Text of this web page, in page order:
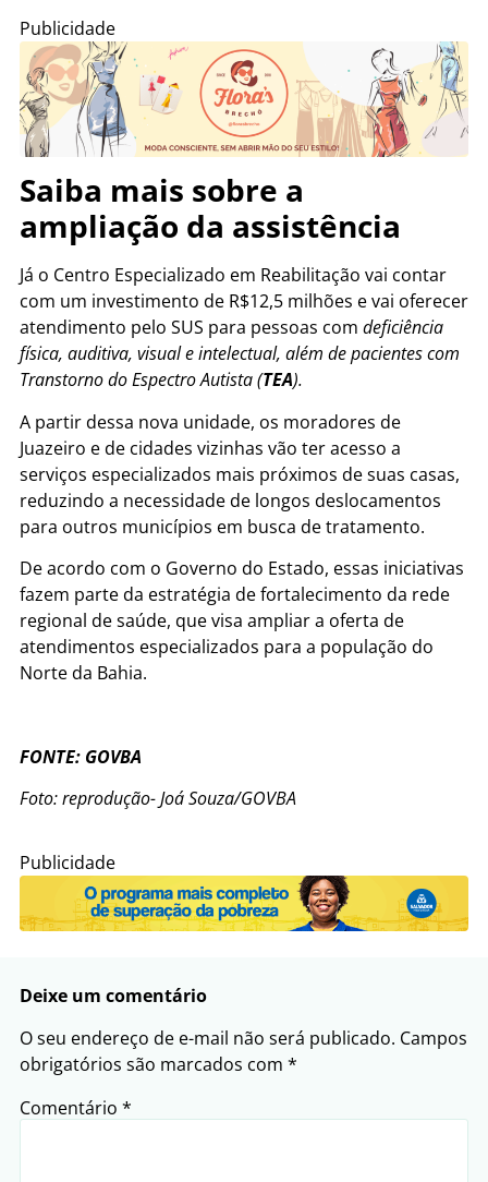
Publicidade
Saiba mais sobre a
ampliação da assistência
Já o Centro Especializado em Reabilitação vai contar
com um investimento de R$12,5 milhões e vai oferecer
atendimento pelo SUS para pessoas com deficiência
física, auditiva, visual e intelectual, além de pacientes com
Transtorno do Espectro Autista (TEA).
A partir dessa nova unidade, os moradores de
Juazeiro e de cidades vizinhas vão ter acesso a
serviços especializados mais próximos de suas casas,
reduzindo a necessidade de longos deslocamentos
para outros municípios em busca de tratamento.
De acordo com o Governo do Estado, essas iniciativas
fazem parte da estratégia de fortalecimento da rede
regional de saúde, que visa ampliar a oferta de
atendimentos especializados para a população do
Norte da Bahia.
FONTE: GOVBA
Foto: reprodução- Joá Souza/GOVBA
Publicidade
Deixe um comentário
O seu endereço de e-mail não será publicado. Campos
obrigatórios são marcados com *
Comentário *